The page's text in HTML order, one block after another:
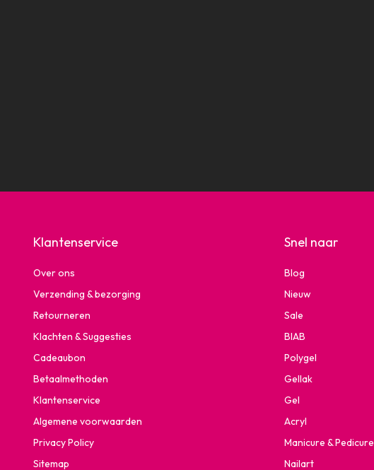
Klantenservice
Over ons
Verzending & bezorging
Retourneren
Klachten & Suggesties
Cadeaubon
Betaalmethoden
Klantenservice
Algemene voorwaarden
Privacy Policy
Sitemap
Snel naar
Blog
Nieuw
Sale
BIAB
Polygel
Gellak
Gel
Acryl
Manicure & Pedicure
Nailart